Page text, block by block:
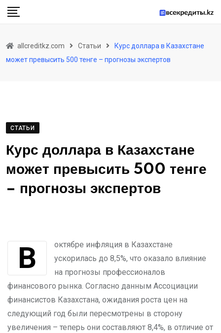
Skip
allcreditkz.com Статьи
Курс доллара в Казахстане
может превысить 500 тенге – прогнозы экспертов
СТАТЬИ
Курс доллара в Казахстане
может превысить 500 тенге
– прогнозы экспертов
В октябре инфляция в Казахстане
ускорилась до 8,5%, что оказало влияние
на прогнозы профессионалов
финансового рынка. Согласно данным Ассоциации
финансистов Казахстана, ожидания роста цен на
следующий год были пересмотрены в сторону
увеличения – теперь они составляют 8,4%, в отличие от